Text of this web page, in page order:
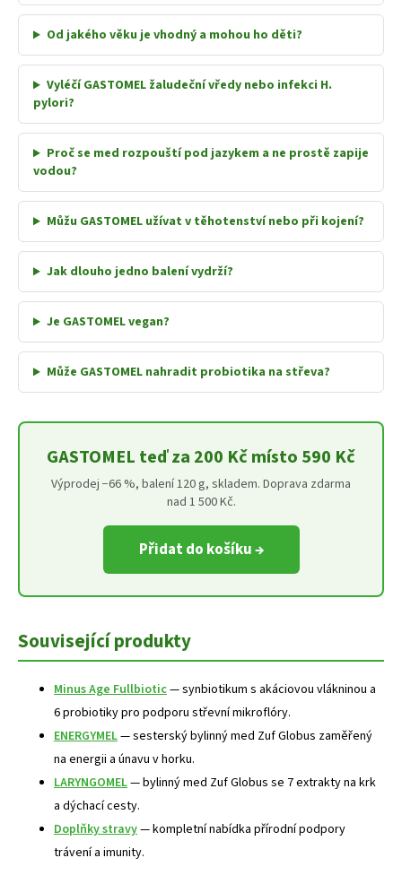
Od jakého věku je vhodný a mohou ho děti?
Vyléčí GASTOMEL žaludeční vředy nebo infekci H.
pylori?
Proč se med rozpouští pod jazykem a ne prostě zapije
vodou?
Můžu GASTOMEL užívat v těhotenství nebo při kojení?
Jak dlouho jedno balení vydrží?
Je GASTOMEL vegan?
Může GASTOMEL nahradit probiotika na střeva?
GASTOMEL teď za 200 Kč místo 590 Kč
Výprodej −66 %, balení 120 g, skladem. Doprava zdarma
nad 1 500 Kč.
Přidat do košíku →
Související produkty
Minus Age Fullbiotic— synbiotikum s akáciovou vlákninou a
6 probiotiky pro podporu střevní mikroflóry.
ENERGYMEL— sesterský bylinný med Zuf Globus zaměřený
na energii a únavu v horku.
LARYNGOMEL— bylinný med Zuf Globus se 7 extrakty na krk
a dýchací cesty.
Doplňky stravy— kompletní nabídka přírodní podpory
trávení a imunity.